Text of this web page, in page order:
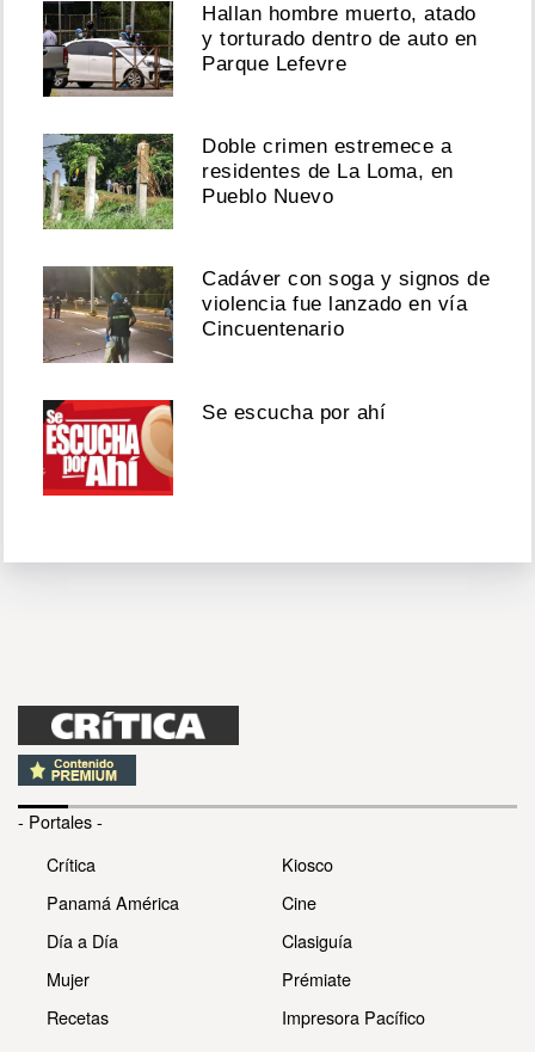
Hallan hombre muerto, atado
y torturado dentro de auto en
Parque Lefevre
Doble crimen estremece a
residentes de La Loma, en
Pueblo Nuevo
Cadáver con soga y signos de
violencia fue lanzado en vía
Cincuentenario
Se escucha por ahí
- Portales -
Crítica
Panamá América
Día a Día
Mujer
Recetas
Kiosco
Cine
Clasiguía
Prémiate
Impresora Pacífico